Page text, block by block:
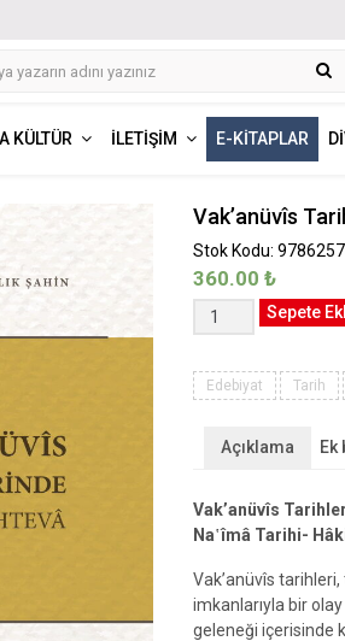
KÜLTÜR İLETIŞIM E-KITAPLAR
Vak’anüvîs
Stok Kodu:
360.00 ₺
Vak'anüvîs
Tarihlerinde
Muhtevâ
Sepete
Edebiyat Tarih
Açıklama Ek
Vak’anüvîs
Na῾îmâ Tarihi-
Vak’anüvîs
imkanlarıyla bir
geleneği içerisinde